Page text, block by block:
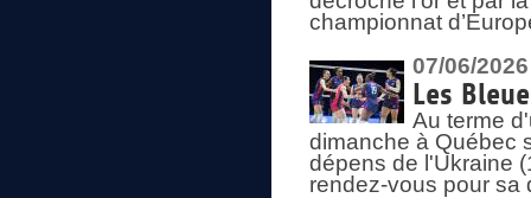
championnat
07/06/2026
Les
Au terme
dimanche à Québec
dépens de l'Ukraine
rendez-vous pour sa